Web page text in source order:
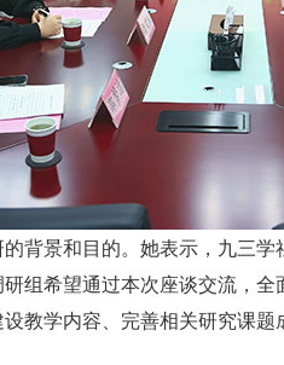
背景和目的。她表示，九三
组希望通过本次座谈交流，
教学内容、完善相关研究课